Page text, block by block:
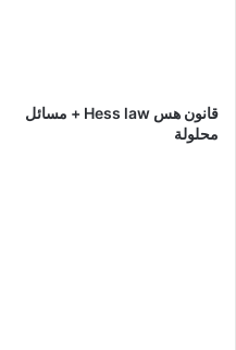
قانون هس Hess law + مسائل
محلولة